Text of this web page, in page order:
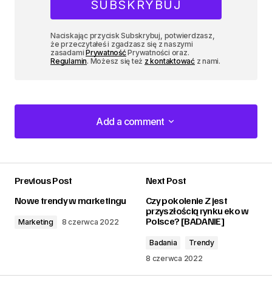
Naciskając przycisk Subskrybuj, potwierdzasz,
że przeczytałeś i zgadzasz się z naszymi
zasadamiPrywatnośćPrywatności oraz.
Regulamin. Możesz się też z kontaktowaćz nami.
Add a comment
Add a comment
Previous Post
Nowe trendy w marketingu
Marketing 8 czerwca 2022
Next Post
Czy pokolenie Z jest
przyszłością rynku eko w
Polsce? [BADANIE]
Badania
Trendy
8 czerwca 2022